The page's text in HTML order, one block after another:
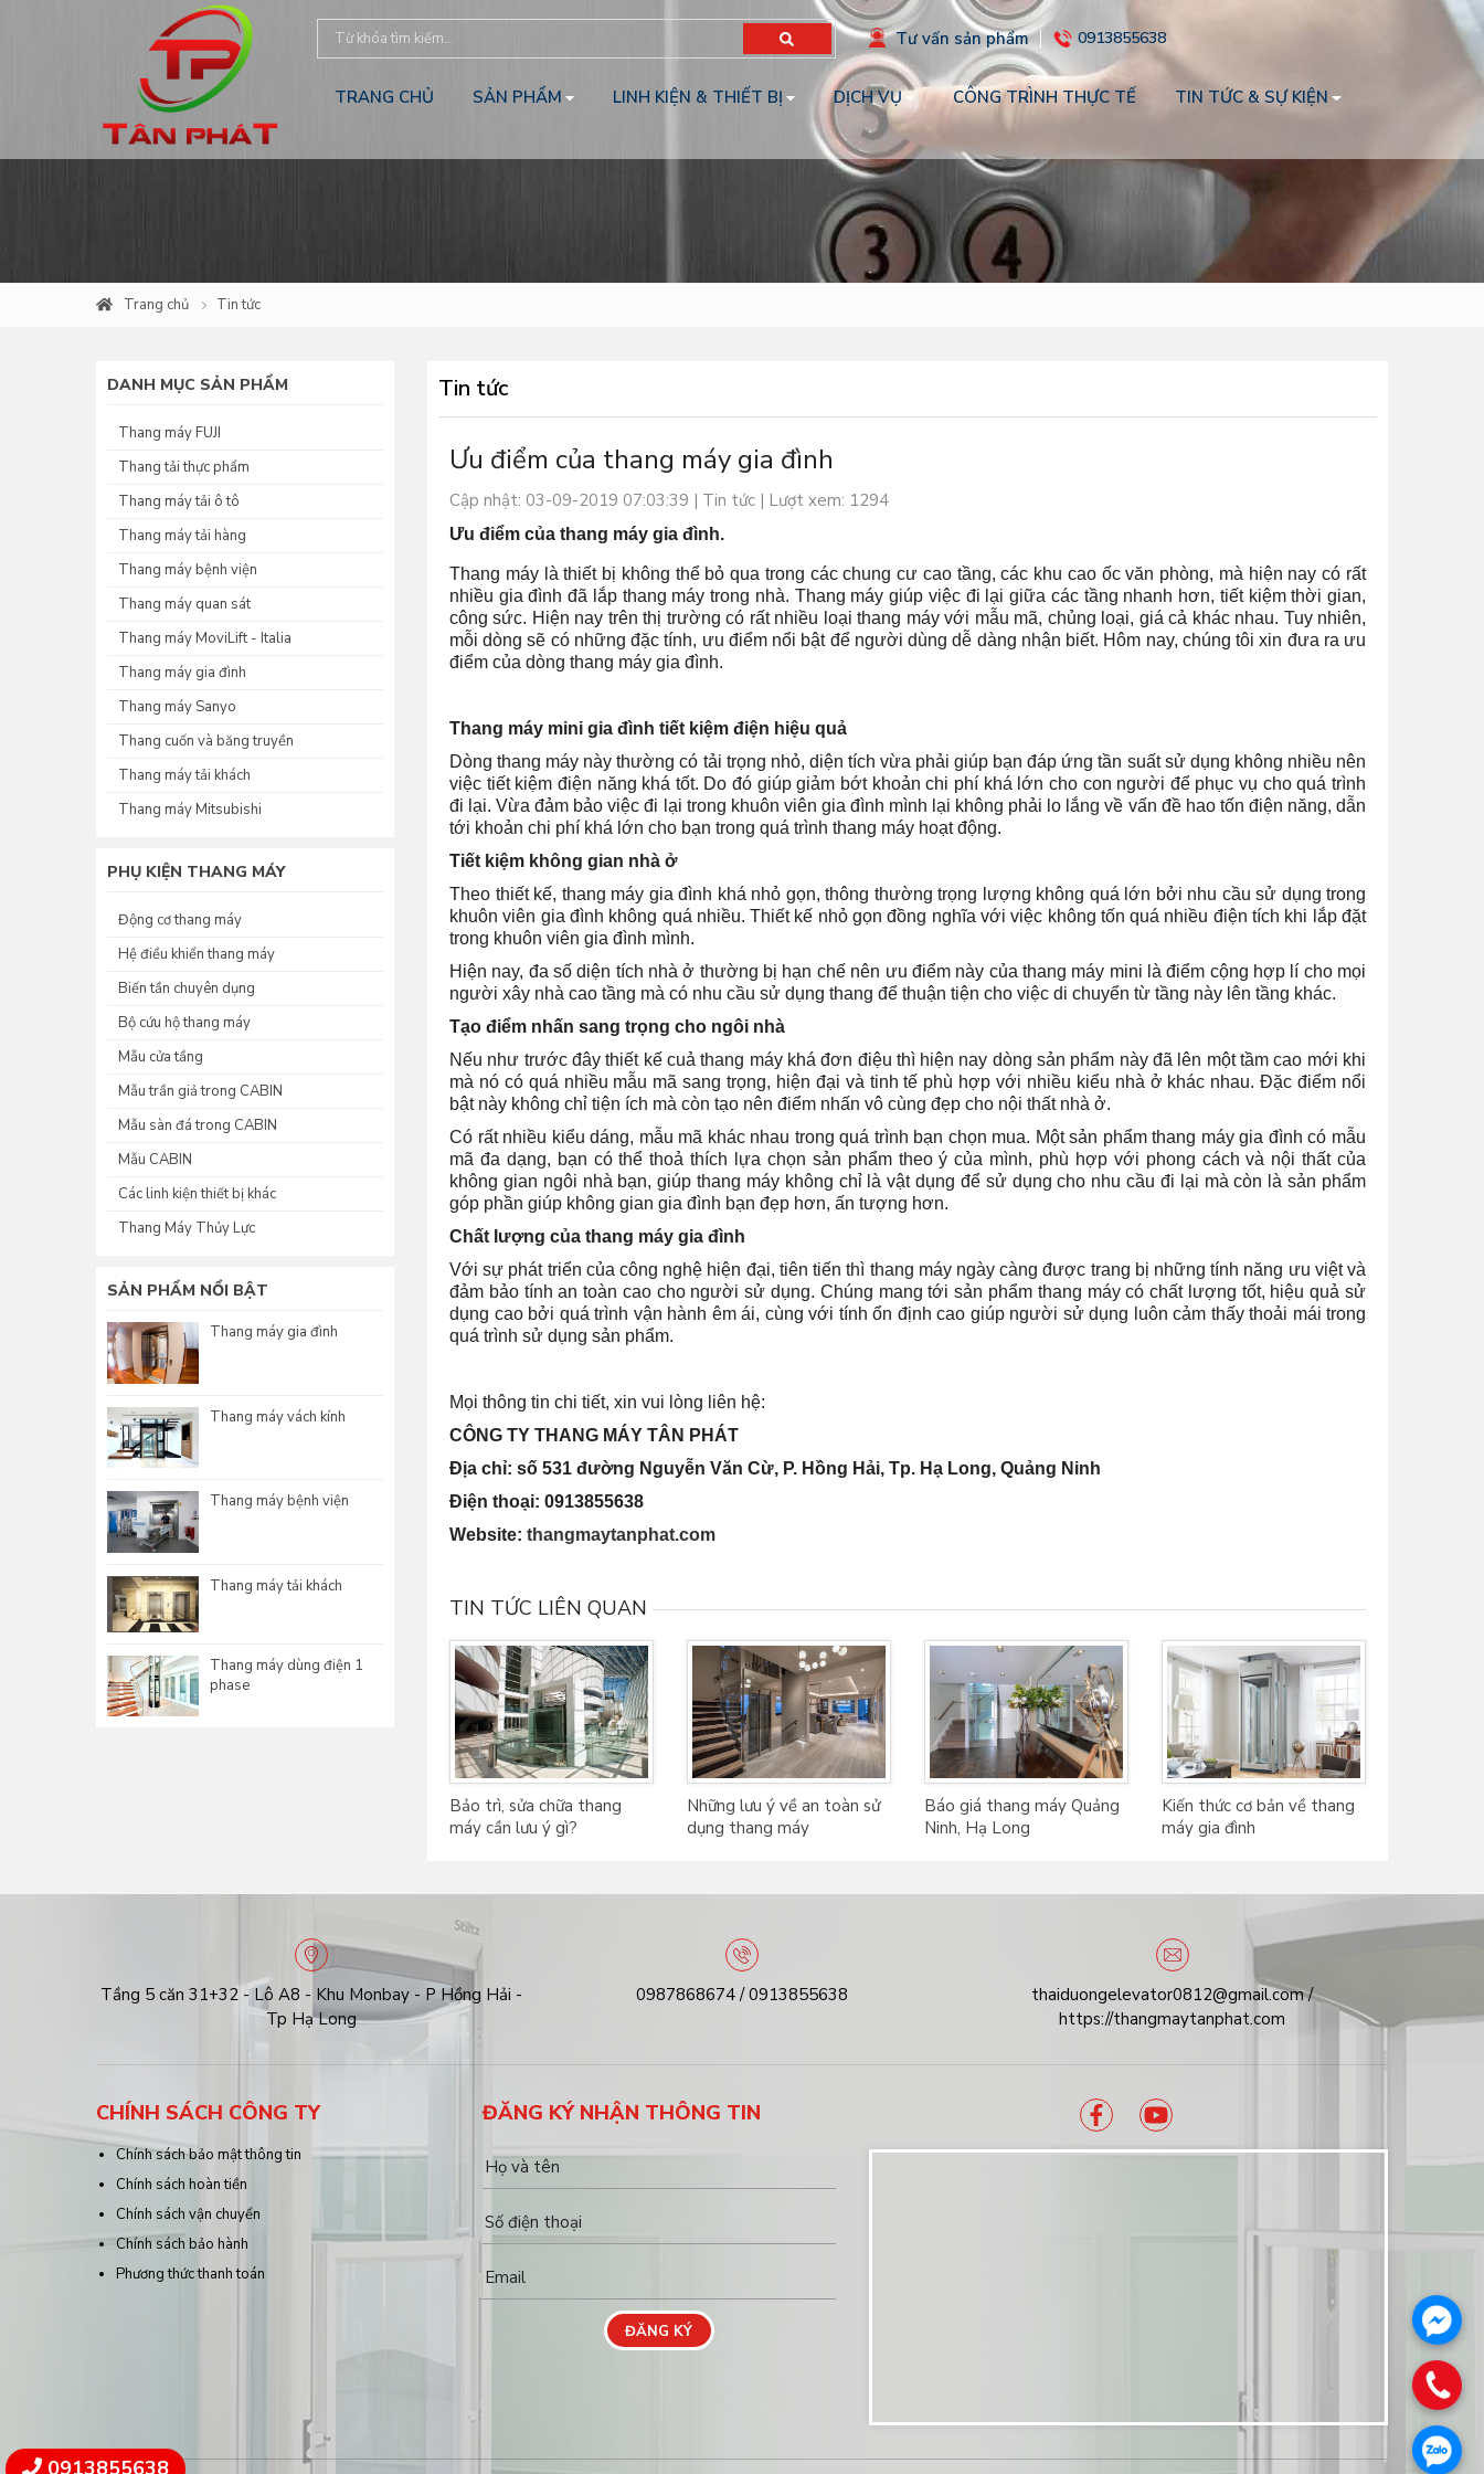
Tư vấn sản phẩm 0913855638
TRANG CHỦ SẢN PHẨM LINH KIỆN & THIẾT BỊ DỊCH VỤ CÔNG TRÌNH THỰC TẾ TIN TỨC & SỰ KIỆN
Trang chủ Tin tức
DANH MỤC SẢN PHẨM
Thang máy FUJI
Thang tải thực phẩm
Thang máy tải ô tô
Thang máy tải hàng
Thang máy bệnh viện
Thang máy quan sát
Thang máy MoviLift - Italia
Thang máy gia đình
Thang máy Sanyo
Thang cuốn và băng truyền
Thang máy tải khách
Thang máy Mitsubishi
PHỤ KIỆN THANG MÁY
Động cơ thang máy
Hệ điều khiển thang máy
Biến tần chuyên dụng
Bộ cứu hộ thang máy
Mẫu cửa tầng
Mẫu trần giả trong CABIN
Mẫu sàn đá trong CABIN
Mẫu CABIN
Các linh kiện thiết bị khác
Thang Máy Thủy Lực
SẢN PHẨM NỔI BẬT
Thang máy gia đình
Thang máy vách kính
Thang máy bệnh viện
Thang máy tải khách
Thang máy dùng điện 1
phase
Tin tức
Ưu điểm của thang máy gia đình
Cập nhật: 03-09-2019 07:03:39 | Tin tức | Lượt xem: 1294
Ưu điểm của thang máy gia đình.
Thang máy là thiết bị không thể bỏ qua trong các chung cư cao tầng, các khu cao ốc văn phòng, mà hiện nay có rất
nhiều gia đình đã lắp thang máy trong nhà. Thang máy giúp việc đi lại giữa các tầng nhanh hơn, tiết kiệm thời gian,
công sức. Hiện nay trên thị trường có rất nhiều loại thang máy với mẫu mã, chủng loại, giá cả khác nhau. Tuy nhiên,
mỗi dòng sẽ có những đặc tính, ưu điểm nổi bật để người dùng dễ dàng nhận biết. Hôm nay, chúng tôi xin đưa ra ưu
điểm của dòng thang máy gia đình.
Thang máy mini gia đình tiết kiệm điện hiệu quả
Dòng thang máy này thường có tải trọng nhỏ, diện tích vừa phải giúp bạn đáp ứng tần suất sử dụng không nhiều nên
việc tiết kiệm điện năng khá tốt. Do đó giúp giảm bớt khoản chi phí khá lớn cho con người để phục vụ cho quá trình
đi lại. Vừa đảm bảo việc đi lại trong khuôn viên gia đình mình lại không phải lo lắng về vấn đề hao tốn điện năng, dẫn
tới khoản chi phí khá lớn cho bạn trong quá trình thang máy hoạt động.
Tiết kiệm không gian nhà ở
Theo thiết kế, thang máy gia đình khá nhỏ gọn, thông thường trọng lượng không quá lớn bởi nhu cầu sử dụng trong
khuôn viên gia đình không quá nhiều. Thiết kế nhỏ gọn đồng nghĩa với việc không tốn quá nhiều điện tích khi lắp đặt
trong khuôn viên gia đình mình.
Hiện nay, đa số diện tích nhà ở thường bị hạn chế nên ưu điểm này của thang máy mini là điểm cộng hợp lí cho mọi
người xây nhà cao tầng mà có nhu cầu sử dụng thang để thuận tiện cho việc di chuyển từ tầng này lên tầng khác.
Tạo điểm nhấn sang trọng cho ngôi nhà
Nếu như trước đây thiết kế cuả thang máy khá đơn điệu thì hiện nay dòng sản phẩm này đã lên một tầm cao mới khi
mà nó có quá nhiều mẫu mã sang trọng, hiện đại và tinh tế phù hợp với nhiều kiểu nhà ở khác nhau. Đặc điểm nổi
bật này không chỉ tiện ích mà còn tạo nên điểm nhấn vô cùng đẹp cho nội thất nhà ở.
Có rất nhiều kiểu dáng, mẫu mã khác nhau trong quá trình bạn chọn mua. Một sản phẩm thang máy gia đình có mẫu
mã đa dạng, bạn có thể thoả thích lựa chọn sản phẩm theo ý của mình, phù hợp với phong cách và nội thất của
không gian ngôi nhà bạn, giúp thang máy không chỉ là vật dụng để sử dụng cho nhu cầu đi lại mà còn là sản phẩm
góp phần giúp không gian gia đình bạn đẹp hơn, ấn tượng hơn.
Chất lượng của thang máy gia đình
Với sự phát triển của công nghệ hiện đại, tiên tiến thì thang máy ngày càng được trang bị những tính năng ưu việt và
đảm bảo tính an toàn cao cho người sử dụng. Chúng mang tới sản phẩm thang máy có chất lượng tốt, hiệu quả sử
dụng cao bởi quá trình vận hành êm ái, cùng với tính ổn định cao giúp người sử dụng luôn cảm thấy thoải mái trong
quá trình sử dụng sản phẩm.
Mọi thông tin chi tiết, xin vui lòng liên hệ:
CÔNG TY THANG MÁY TÂN PHÁT
Địa chỉ: số 531 đường Nguyễn Văn Cừ, P. Hồng Hải, Tp. Hạ Long, Quảng Ninh
Điện thoại: 0913855638
Website: thangmaytanphat.com
TIN TỨC LIÊN QUAN
Bảo trì, sửa chữa thang
máy cần lưu ý gì?
Những lưu ý về an toàn sử
dụng thang máy
Báo giá thang máy Quảng
Ninh, Hạ Long
Kiến thức cơ bản về thang
máy gia đình
Tầng 5 căn 31+32 - Lô A8 - Khu Monbay - P Hồng Hải -
Tp Hạ Long
0987868674 / 0913855638
thaiduongelevator0812@gmail.com /
https://thangmaytanphat.com
CHÍNH SÁCH CÔNG TY
Chính sách bảo mật thông tin
Chính sách hoàn tiền
Chính sách vận chuyển
Chính sách bảo hành
Phương thức thanh toán
ĐĂNG KÝ NHẬN THÔNG TIN
ĐĂNG KÝ
0913855638
.
.
.